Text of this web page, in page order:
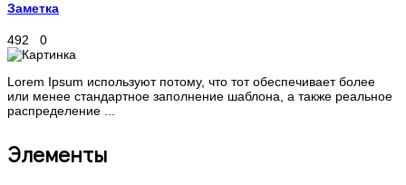
Заметка
492 0
Lorem Ipsum используют потому, что тот обеспечивает более
или менее стандартное заполнение шаблона, а также реальное
распределение ...
Элементы